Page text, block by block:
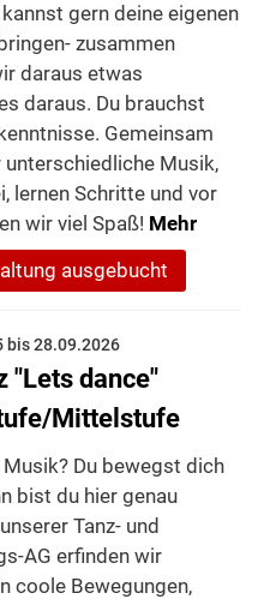
kannst gern deine eigenen
zusammen
daraus etwas
daraus. Du brauchst
Gemeinsam
Musik,
lernen Schritte und vor
wir viel Spaß! Mehr
ausgebucht
bis 28.09.2026
"Lets dance"
Mittelstufe
Du bewegst dich
bist du hier genau
Tanz- und
AG erfinden wir
coole Bewegungen,